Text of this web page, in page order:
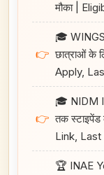
मौका |
👉
🎓
छात्राओं के
Apply,
👉
🎓 NIDM
तक
Link, Last
🏆 INAE